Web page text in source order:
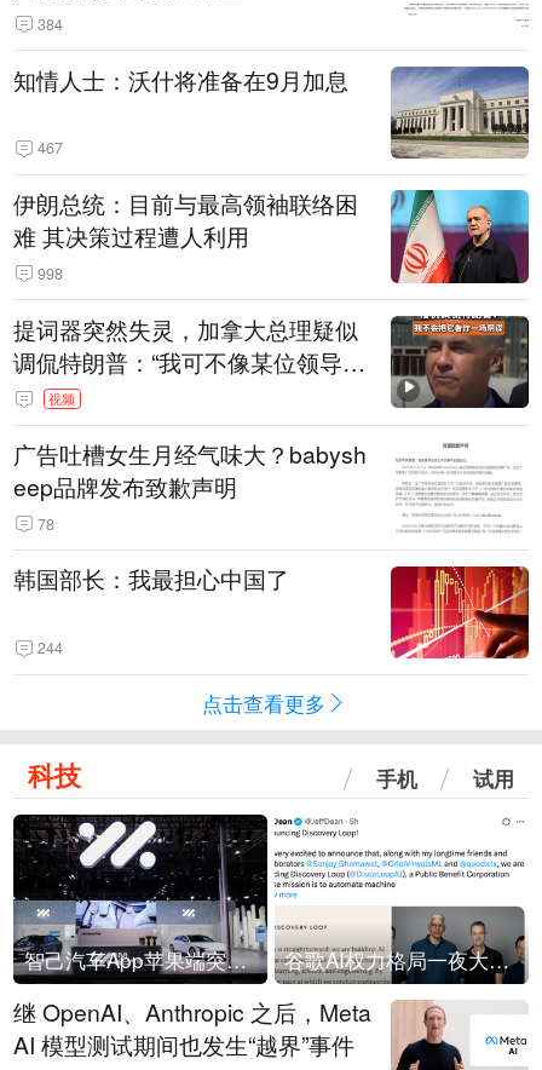
384
知情人士：沃什将准备在9月加息
467
伊朗总统：目前与最高领袖联络困
难 其决策过程遭人利用
998
提词器突然失灵，加拿大总理疑似
调侃特朗普：“我可不像某位领导
人，把这当成一场阴谋”，全场哄笑
视频
广告吐槽女生月经气味大？babysh
eep品牌发布致歉声明
78
韩国部长：我最担心中国了
244
点击查看更多
科技 手机 试用
智己汽车App苹果端突然“下架” 谷歌AI权力格局一夜大洗牌
继 OpenAI、Anthropic 之后，Meta
AI 模型测试期间也发生“越界”事件